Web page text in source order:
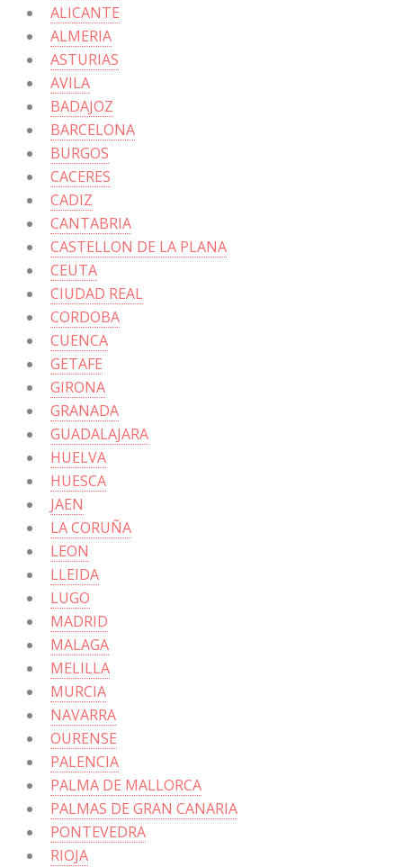
ALICANTE
ALMERIA
ASTURIAS
AVILA
BADAJOZ
BARCELONA
BURGOS
CACERES
CADIZ
CANTABRIA
CASTELLON DE LA PLANA
CEUTA
CIUDAD REAL
CORDOBA
CUENCA
GETAFE
GIRONA
GRANADA
GUADALAJARA
HUELVA
HUESCA
JAEN
LA CORUÑA
LEON
LLEIDA
LUGO
MADRID
MALAGA
MELILLA
MURCIA
NAVARRA
OURENSE
PALENCIA
PALMA DE MALLORCA
PALMAS DE GRAN CANARIA
PONTEVEDRA
RIOJA